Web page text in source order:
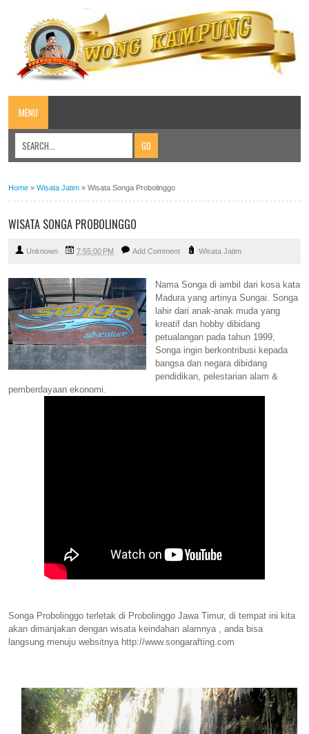
MENU
Home » Wisata Jatim » Wisata Songa Probolinggo
WISATA SONGA PROBOLINGGO
Unknown 7:55:00 PM Add Comment Wisata Jatim
Nama Songa di ambil dari kosa kata
Madura yang artinya Sungai. Songa
lahir dari anak-anak muda yang
kreatif dan hobby dibidang
petualangan pada tahun 1999,
Songa ingin berkontribusi kepada
bangsa dan negara dibidang
pendidikan, pelestarian alam &
pemberdayaan ekonomi.
Songa Probolinggo terletak di Probolinggo Jawa Timur, di tempat ini kita
akan dimanjakan dengan wisata keindahan alamnya , anda bisa
langsung menuju websitnya http://www.songarafting.com